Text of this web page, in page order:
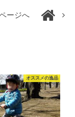
ージへ
オススメの逸品